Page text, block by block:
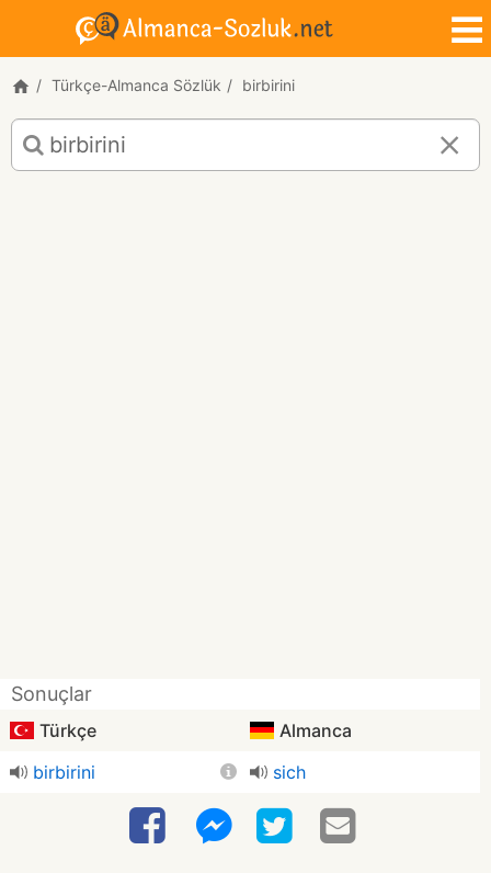
Türkçe-Almanca Sözlük birbirini
birbirini
için
Türkçe-
Sonuçlar
Türkçe
Almanca
birbirini
sich